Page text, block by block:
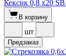
Кексик 0,8 х20
В корзину
шт
Предзаказ